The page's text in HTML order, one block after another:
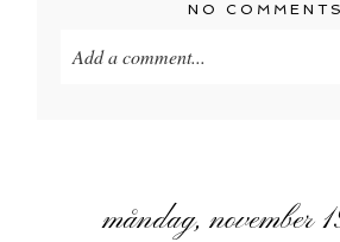
NO COMMENTS
Add a comment...
måndag, november